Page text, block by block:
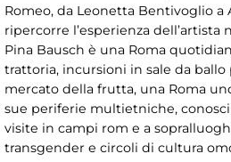
Romeo, da Leonetta Bentivoglio a
ripercorre l’esperienza dell’artista
Pina Bausch è una Roma
trattoria, incursioni in sale da ballo
mercato della frutta, una Roma
sue periferie multietniche,
visite in campi rom e a
transgender e circoli di cultura